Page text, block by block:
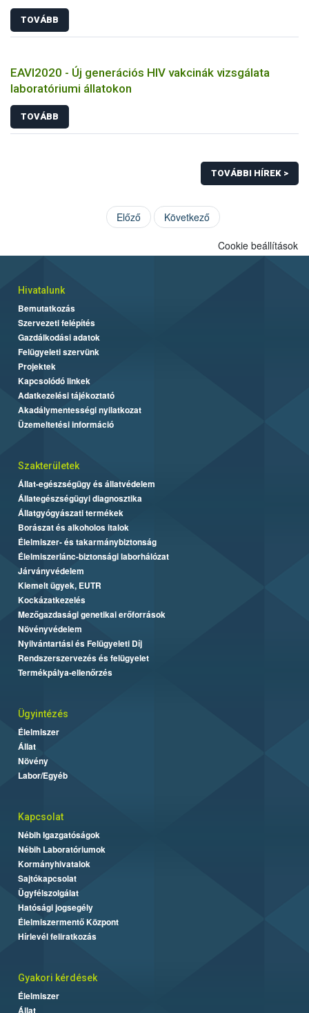
állatkísérletes és molekuláris biológiai eszközökkel
TOVÁBB
EAVI2020 - Új generációs HIV vakcinák vizsgálata
laboratóriumi állatokon
TOVÁBB
TOVÁBBI HÍREK >
Előző Következő
Cookie beállítások
Hivatalunk
Bemutatkozás
Szervezeti felépítés
Gazdálkodási adatok
Felügyeleti szervünk
Projektek
Kapcsolódó linkek
Adatkezelési tájékoztató
Akadálymentességi nyilatkozat
Üzemeltetési információ
Szakterületek
Állat-egészségügy és állatvédelem
Állategészségügyi diagnosztika
Állatgyógyászati termékek
Borászat és alkoholos italok
Élelmiszer- és takarmánybiztonság
Élelmiszerlánc-biztonsági laborhálózat
Járványvédelem
Kiemelt ügyek, EUTR
Kockázatkezelés
Mezőgazdasági genetikai erőforrások
Növényvédelem
Nyilvántartási és Felügyeleti Díj
Rendszerszervezés és felügyelet
Termékpálya-ellenőrzés
Ügyintézés
Élelmiszer
Állat
Növény
Labor/Egyéb
Kapcsolat
Nébih Igazgatóságok
Nébih Laboratóriumok
Kormányhivatalok
Sajtókapcsolat
Ügyfélszolgálat
Hatósági jogsegély
Élelmiszermentő Központ
Hírlevél feliratkozás
Gyakori kérdések
Élelmiszer
Állat